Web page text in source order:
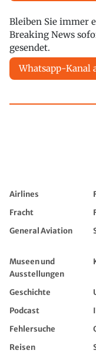
Bleiben Sie immer
Breaking News
gesendet.
Whatsapp-Kanal
Airlines
Fracht
General Aviation
Museen und
Ausstellungen
Geschichte
Podcast
Fehlersuche
Reisen